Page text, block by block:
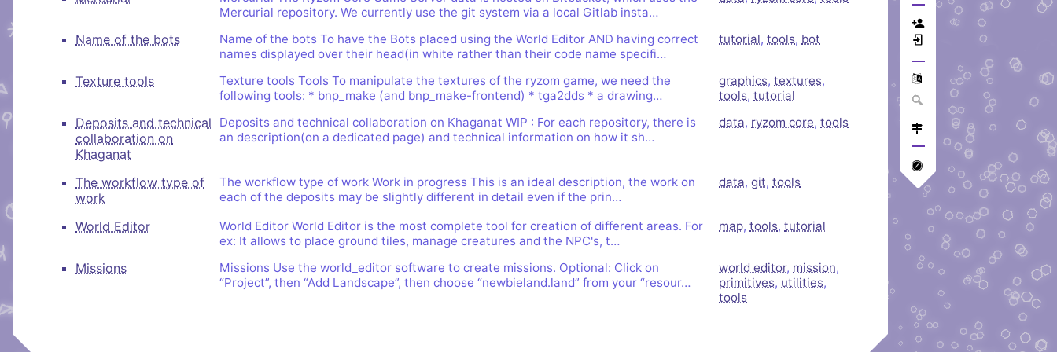
peut s'inscrire, mais limité à 100Mo par
Salon audio et vidéo, accessible sans
compte, via le navigateur. Allumez vos
micro ! /!\ Ce n'est pas notre outil
XMPP.
Vous cherchez des goodies avec nos
visuels ? Vous pouvez les retrouver sur
quelques boutiques en ligne, et sur nos
stands.
Notre projet vit grâce aux dons, en
nature, en temps ou en argent. Découvrez
comment nous aider, afin que nous
puissions aller encore plus loin !
Mercurial repository. We currently use the git system via a local Gitlab insta…
Name of the bots
Name of the bots To have the Bots placed using the World Editor AND having correct
names displayed over their head(in white rather than their code name specifi…
tutorial, tools, bot
Texture tools
Texture tools Tools To manipulate the textures of the ryzom game, we need the
following tools: * bnp_make (and bnp_make-frontend) * tga2dds * a drawing…
graphics, textures,
tools, tutorial
Deposits and technical
collaboration on
Khaganat
Deposits and technical collaboration on Khaganat WIP : For each repository, there is
an description(on a dedicated page) and technical information on how it sh…
data, ryzom core, tools
The workflow type of
work
The workflow type of work Work in progress This is an ideal description, the work on
each of the deposits may be slightly different in detail even if the prin…
data, git, tools
World Editor
World Editor World Editor is the most complete tool for creation of different areas. For
ex: It allows to place ground tiles, manage creatures and the NPC's, t…
map, tools, tutorial
Missions
Missions Use the world_editor software to create missions. Optional: Click on
“Project”, then “Add Landscape”, then choose “newbieland.land” from your “resour…
world editor, mission,
primitives, utilities,
tools